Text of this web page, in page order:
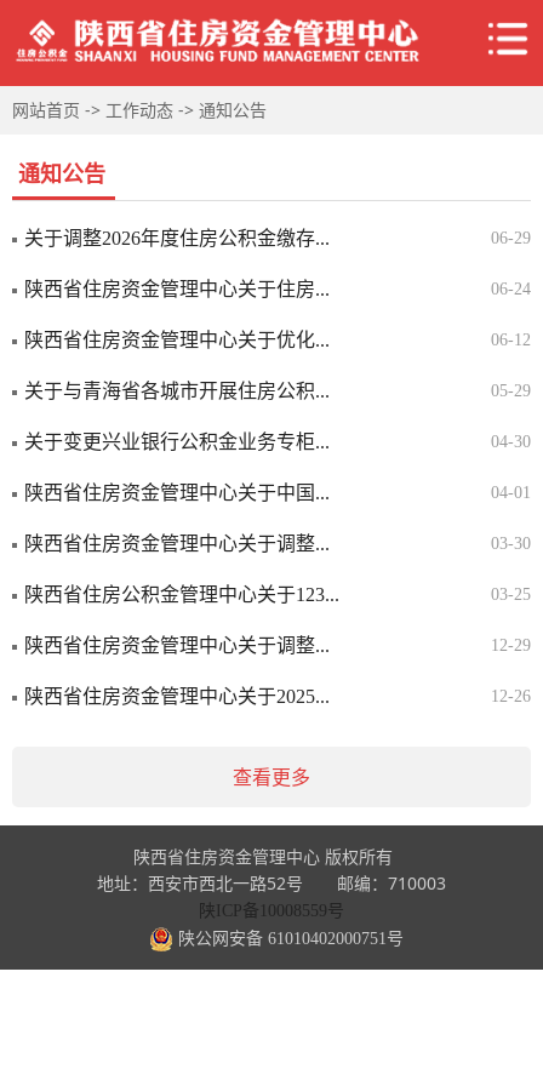
网站首页 -> 工作动态 -> 通知公告
通知公告
关于调整2026年度住房公积金缴存... 06-29
陕西省住房资金管理中心关于住房... 06-24
陕西省住房资金管理中心关于优化... 06-12
关于与青海省各城市开展住房公积... 05-29
关于变更兴业银行公积金业务专柜... 04-30
陕西省住房资金管理中心关于中国... 04-01
陕西省住房资金管理中心关于调整... 03-30
陕西省住房公积金管理中心关于123... 03-25
陕西省住房资金管理中心关于调整... 12-29
陕西省住房资金管理中心关于2025... 12-26
查看更多
陕西省住房资金管理中心 版权所有
地址：西安市西北一路52号 邮编：710003
陕ICP备10008559号
陕公网安备 61010402000751号